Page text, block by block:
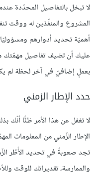
لا تبخل بالتفاصيل المحدّدة
المشروع والمنفّذين له ووقت
أهميّة تحديد أدوارهم
عليك أن تضيف تفاصيل مهمّتك
بعملٍ إضافيّ في آخر لحظة لم
حدد الإطار الزمني
لا تغفل عن هذا الأمر ظنًّا أنّك
الإطار الزّمني من المعلومات
تجد صعوبةً في تحديد الأُطُر
والممارسة، تقديراتك للوقت